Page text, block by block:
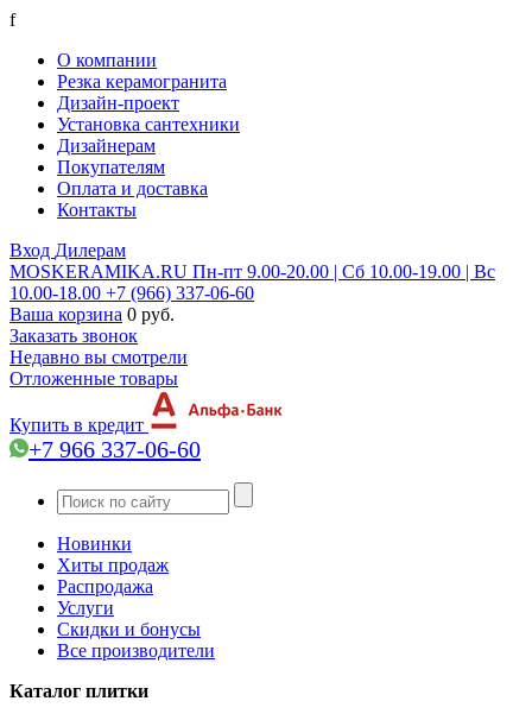
f
О компании
Резка керамогранита
Дизайн-проект
Установка сантехники
Дизайнерам
Покупателям
Оплата и доставка
Контакты
Вход Дилерам
MOSKERAMIKA.RU Пн-пт 9.00-20.00 | Сб 10.00-19.00 | Вс
10.00-18.00 +7 (966) 337-06-60
Ваша корзина 0 руб.
Заказать звонок
Недавно вы смотрели
Отложенные товары
Купить в кредит
+7 966 337-06-60
Новинки
Хиты продаж
Распродажа
Услуги
Скидки и бонусы
Все производители
Каталог плитки